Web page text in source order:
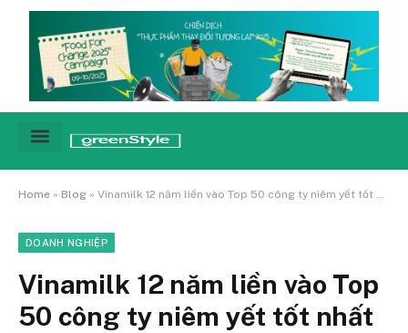
Home » Blog » Vinamilk 12 năm liền vào Top 50 công ty niêm yết tốt nhất
DOANH NGHIỆP
Vinamilk 12 năm liền vào Top
50 công ty niêm yết tốt nhất